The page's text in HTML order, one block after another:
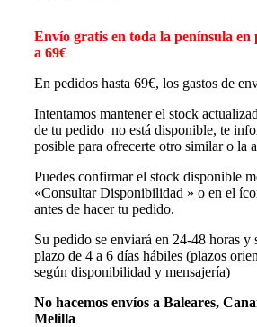
Envío gratis en toda la península en
a 69€
En pedidos hasta 69€, los gastos de
Intentamos mantener el stock
de tu pedido no está disponible, te
posible para ofrecerte otro similar o la
Puedes confirmar el stock disponible
«Consultar Disponibilidad » o en el
antes de hacer tu pedido.
Su pedido se enviará en 24-48 horas y
plazo de 4 a 6 días hábiles (plazos
según disponibilidad y mensajería)
No hacemos envíos a Baleares,
Melilla